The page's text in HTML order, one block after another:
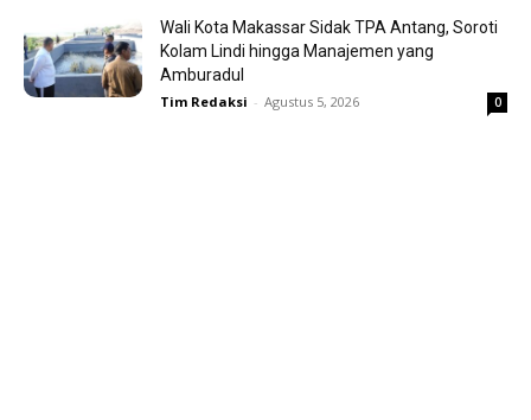
Wali Kota Makassar Sidak TPA Antang, Soroti
Kolam Lindi hingga Manajemen yang
Amburadul
Tim Redaksi - Agustus 5, 2026 0